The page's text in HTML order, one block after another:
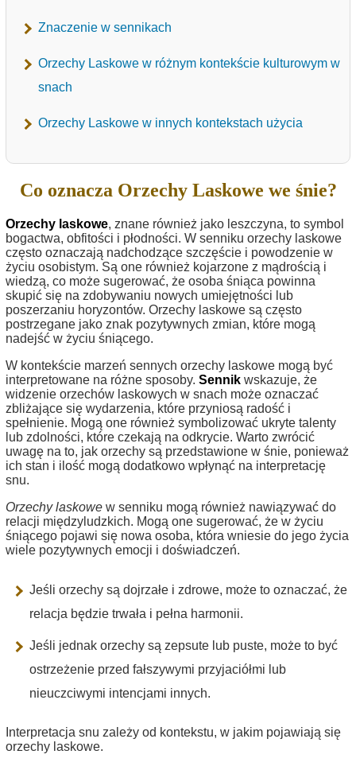
Znaczenie w sennikach
Orzechy Laskowe w różnym kontekście kulturowym w
snach
Orzechy Laskowe w innych kontekstach użycia
Co oznacza Orzechy Laskowe we śnie?
Orzechy laskowe, znane również jako leszczyna, to symbol
bogactwa, obfitości i płodności. W senniku orzechy laskowe
często oznaczają nadchodzące szczęście i powodzenie w
życiu osobistym. Są one również kojarzone z mądrością i
wiedzą, co może sugerować, że osoba śniąca powinna
skupić się na zdobywaniu nowych umiejętności lub
poszerzaniu horyzontów. Orzechy laskowe są często
postrzegane jako znak pozytywnych zmian, które mogą
nadejść w życiu śniącego.
W kontekście marzeń sennych orzechy laskowe mogą być
interpretowane na różne sposoby. Sennik wskazuje, że
widzenie orzechów laskowych w snach może oznaczać
zbliżające się wydarzenia, które przyniosą radość i
spełnienie. Mogą one również symbolizować ukryte talenty
lub zdolności, które czekają na odkrycie. Warto zwrócić
uwagę na to, jak orzechy są przedstawione w śnie, ponieważ
ich stan i ilość mogą dodatkowo wpłynąć na interpretację
snu.
Orzechy laskowe w senniku mogą również nawiązywać do
relacji międzyludzkich. Mogą one sugerować, że w życiu
śniącego pojawi się nowa osoba, która wniesie do jego życia
wiele pozytywnych emocji i doświadczeń.
Jeśli orzechy są dojrzałe i zdrowe, może to oznaczać, że
relacja będzie trwała i pełna harmonii.
Jeśli jednak orzechy są zepsute lub puste, może to być
ostrzeżenie przed fałszywymi przyjaciółmi lub
nieuczciwymi intencjami innych.
Interpretacja snu zależy od kontekstu, w jakim pojawiają się
orzechy laskowe.